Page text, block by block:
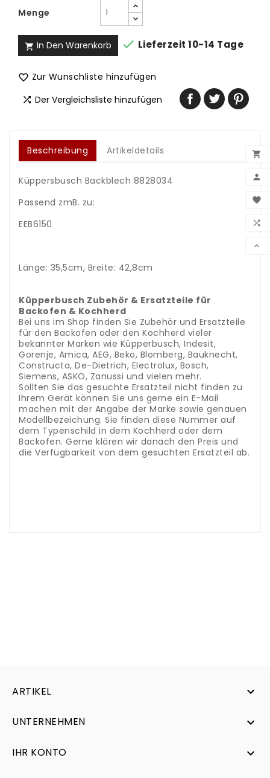





Menge
 In Den Warenkorb  Lieferzeit 10-14 Tage
 Zur Wunschliste hinzufügen
 Der Vergleichsliste hinzufügen
Beschreibung Artikeldetails
Küppersbusch Backblech 8828034
Passend zmB. zu:
EEB6150
Länge: 35,5cm, Breite: 42,8cm
Küpperbusch Zubehör & Ersatzteile für
Backofen & Kochherd
Bei uns im Shop finden Sie Zubehör und Ersatzteile
für den Backofen oder den Kochherd vieler
bekannter Marken wie Küpperbusch, Indesit,
Gorenje, Amica, AEG, Beko, Blomberg, Bauknecht,
Constructa, De-Dietrich, Electrolux, Bosch,
Siemens, ASKO, Zanussi und vielen mehr.
Sollten Sie das gesuchte Ersatzteil nicht finden zu
Ihrem Gerät können Sie uns gerne ein E-Mail
machen mit der Angabe der Marke sowie genauen
Modellbezeichung. Sie finden diese Nummer auf
dem Typenschild in dem Kochherd oder dem
Backofen. Gerne klären wir danach den Preis und
die Verfügbarkeit von dem gesuchten Ersatzteil ab.
ARTIKEL 
UNTERNEHMEN 
IHR KONTO 